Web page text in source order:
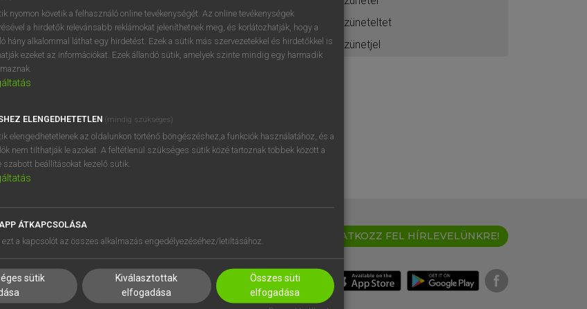
szüneteltet
szünetjel
SÚGÓ
RÓLUNK
SÜTI BEÁLLÍTÁSOK
IRATKOZZ FEL HÍRLEVELÜNKRE!
nyomon követik a felhasználó online tevékenységét. Az online tevékenységek
a hirdetők relevánsabb reklámokat jeleníthetnek meg, és korlátozhatják, hogy a
hány alkalommal láthat egy hirdetést. Ezek a sütik más szervezetekkel és hirdetőkkel is
ezeket az információkat. Ezek állandó sütik, amelyek szinte mindig egy harmadik
ELENGEDHETETLEN (mindig szükséges)
elengedhetetlenek az oldalunkon történő böngészéshez,a funkciók használatához, és a
nem tilthatják le azokat. A feltétlenül szükséges sütik közé tartoznak többek között a
szabott beállításokat kezelő sütik.
ÁTKAPCSOLÁSA
ezt a kapcsolót az összes alkalmazás engedélyezéséhez/letiltásához.
sütik
Kiválasztottak
elfogadása
Összes süti
elfogadása